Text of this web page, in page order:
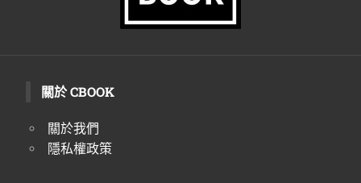
關於 CBOOK
關於我們
隱私權政策